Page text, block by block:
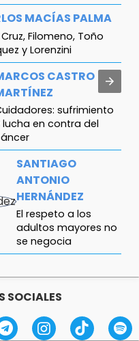
MACÍAS PALMA
Filomeno, Toño
y Lorenzini
CASTRO
sufrimiento
lucha en contra del
SANTIAGO
ANTONIO
HERNÁNDEZ
El respeto a los
adultos mayores no
se negocia
capitán
SOCIALES